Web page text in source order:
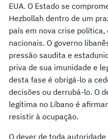
EUA. O Estado se
Hezbollah dentro de um
país em nova crise
nacionais. O governo
pressão saudita e
priva de sua imunidade e
desta fase é obrigá-lo a
decisões ou derrubá-lo. O
legítima no Líbano é
resistir à ocupação.
O dever de toda